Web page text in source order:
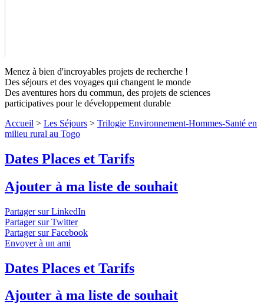
Trilogie Environnement-Hommes-
Santé en milieu rural au Togo
Venez aider à découvrir les composantes de l’environnement du
village de Tchekpo Dévé de même que ses effets sur la santé de
sa population. Veuillez nous contacter pour toute information
concernant les tarifs, la date et le lieu du séjour. Pour les
Togolais et Africains, vous pouvez joindre l'équipe du Togo au
(228) 90 07 13 90.
Menez à bien d'incroyables projets de recherche !
Des séjours et des voyages qui changent le monde
Des aventures hors du commun, des projets de sciences
participatives pour le développement durable
Accueil > Les Séjours > Trilogie Environnement-Hommes-Santé en
milieu rural au Togo
Dates Places et Tarifs
Ajouter à ma liste de souhait
Partager sur LinkedIn
Partager sur Twitter
Partager sur Facebook
Envoyer à un ami
Dates Places et Tarifs
Ajouter à ma liste de souhait